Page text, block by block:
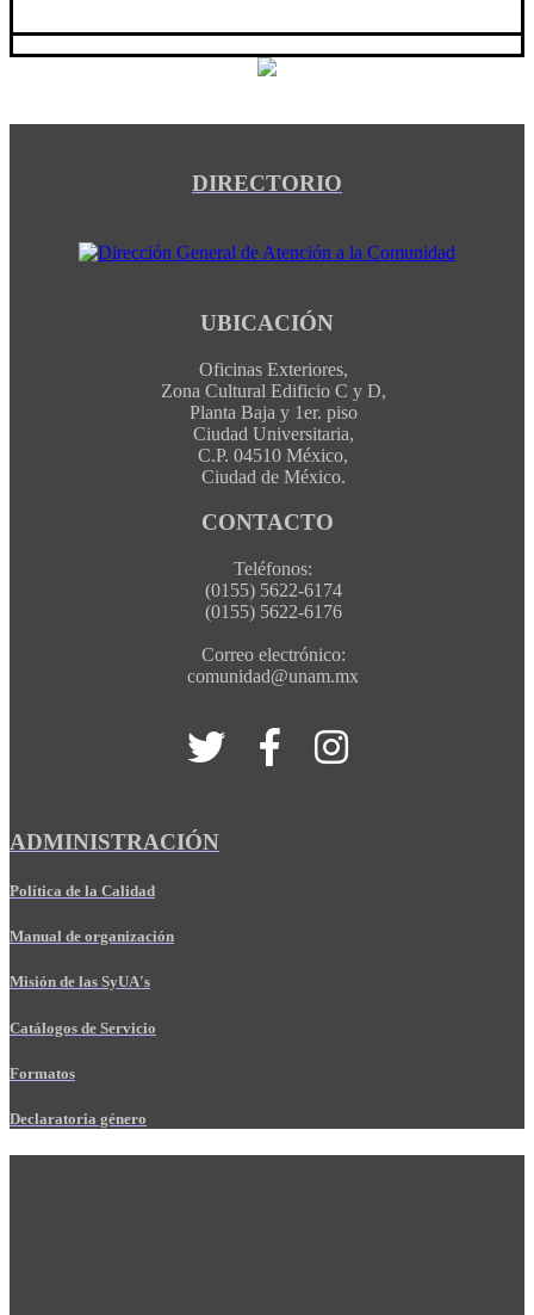
DIRECTORIO
UBICACIÓN
Oficinas Exteriores,
Zona Cultural Edificio C y D,
Planta Baja y 1er. piso
Ciudad Universitaria,
C.P. 04510 México,
Ciudad de México.
CONTACTO
Teléfonos:
(0155) 5622-6174
(0155) 5622-6176
Correo electrónico:
comunidad@unam.mx
ADMINISTRACIÓN
Política de la Calidad
Manual de organización
Misión de las SyUA's
Catálogos de Servicio
Formatos
Declaratoria género